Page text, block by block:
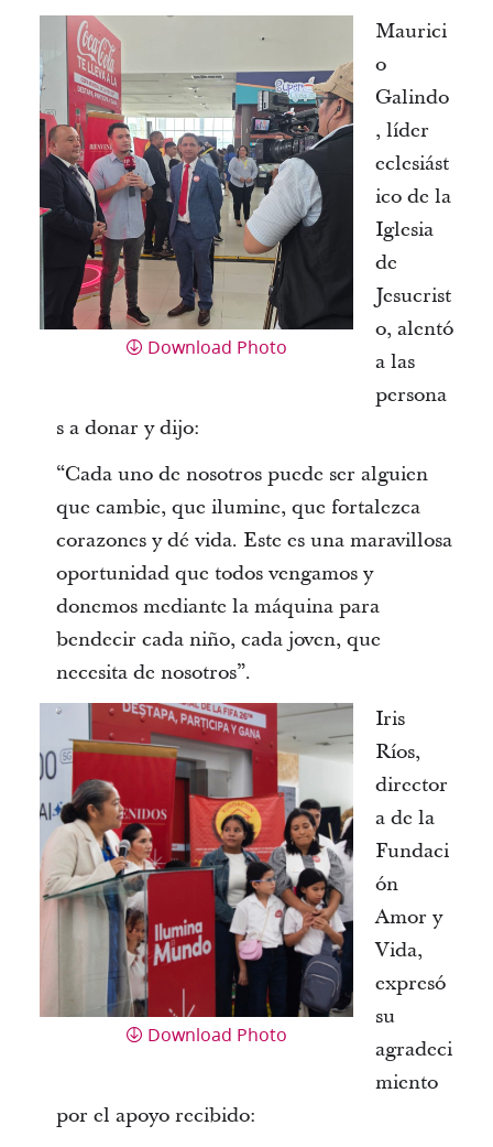
Download Photo
Maurici
o
Galindo
, líder
eclesiást
ico de la
Iglesia
de
Jesucrist
o, alentó
a las
persona
s a donar y dijo:
“Cada uno de nosotros puede ser alguien
que cambie, que ilumine, que fortalezca
corazones y dé vida. Este es una maravillosa
oportunidad que todos vengamos y
donemos mediante la máquina para
bendecir cada niño, cada joven, que
necesita de nosotros”.
Download Photo
Iris
Ríos,
director
a de la
Fundaci
ón
Amor y
Vida,
expresó
su
agradeci
miento
por el apoyo recibido: